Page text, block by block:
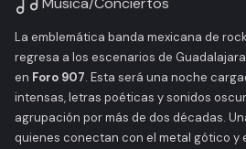
La emblemática banda mexicana de
regresa a los escenarios de
en Foro 907. Esta será una noche
intensas, letras poéticas y sonidos
agrupación por más de dos décadas.
quienes conectan con el metal gótico y